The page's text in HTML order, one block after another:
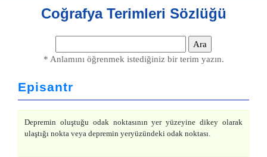
İNCELEMELER
SÖZLÜKLER İL İL TÜRKIYE
Coğrafya Terimleri Sözlüğü
* Anlamını öğrenmek istediğiniz bir terim yazın.
Episantr
Depremin oluştuğu odak noktasının yer yüzeyine dikey olarak
ulaştığı nokta veya depremin yeryüzündeki odak noktası.